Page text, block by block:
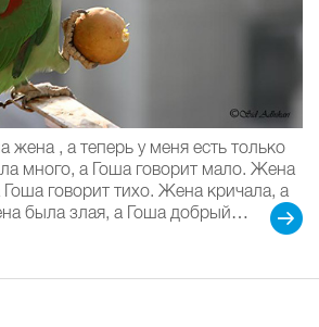
жена , а теперь у меня есть только
много, а Гоша говорит мало. Жена
Гоша говорит тихо. Жена кричала, а
была злая, а Гоша добрый…